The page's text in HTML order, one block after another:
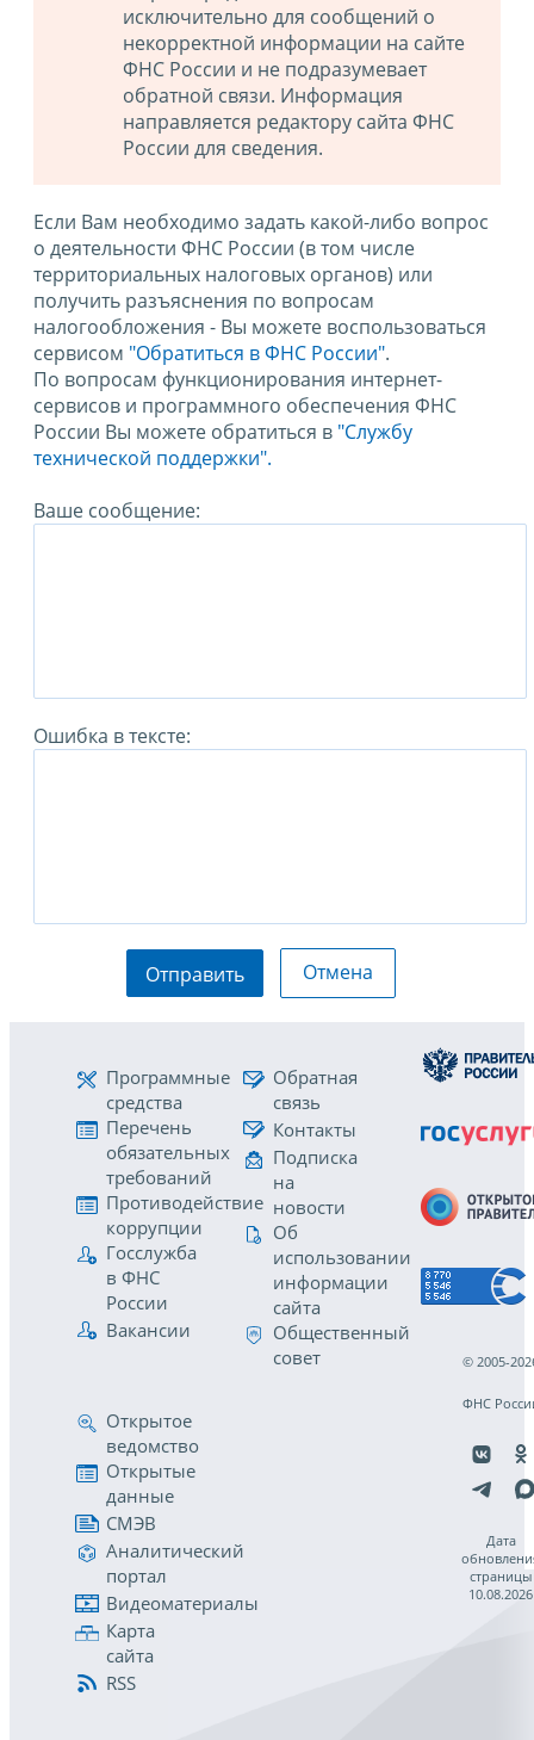
исключительно для сообщений о
некорректной информации на сайте
ФНС России и не подразумевает
обратной связи. Информация
направляется редактору сайта ФНС
России для сведения.
Если Вам необходимо задать какой-либо вопрос
о деятельности ФНС России (в том числе
территориальных налоговых органов) или
получить разъяснения по вопросам
налогообложения - Вы можете воспользоваться
сервисом "Обратиться в ФНС России".
По вопросам функционирования интернет-
сервисов и программного обеспечения ФНС
России Вы можете обратиться в "Службу
технической поддержки".
Ваше сообщение:
Ошибка в тексте:
Отправить Отмена
Программные
средства
Перечень
обязательных
требований
Противодействие
коррупции
Госслужба
в ФНС
России
Вакансии
Обратная
связь
Контакты
Подписка
на
новости
Об
использовании
информации
сайта
Общественный
совет
Открытое
ведомство
Открытые
данные
СМЭВ
Аналитический
портал
Видеоматериалы
Карта
сайта
RSS
© 2005-
ФНС
Дата
страницы
10.08.2026